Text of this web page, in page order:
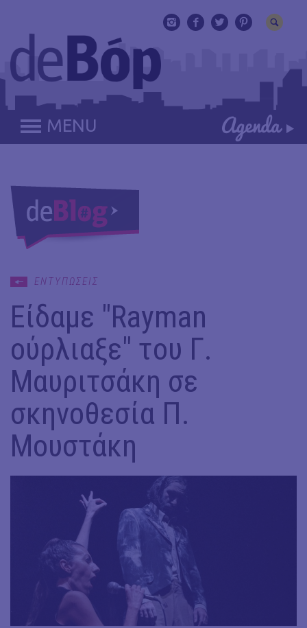
MENU
ΕΝΤΥΠΩΣΕΙΣ
Είδαμε "Rayman
ούρλιαξε" του Γ.
Μαυριτσάκη σε
σκηνοθεσία Π.
Μουστάκη